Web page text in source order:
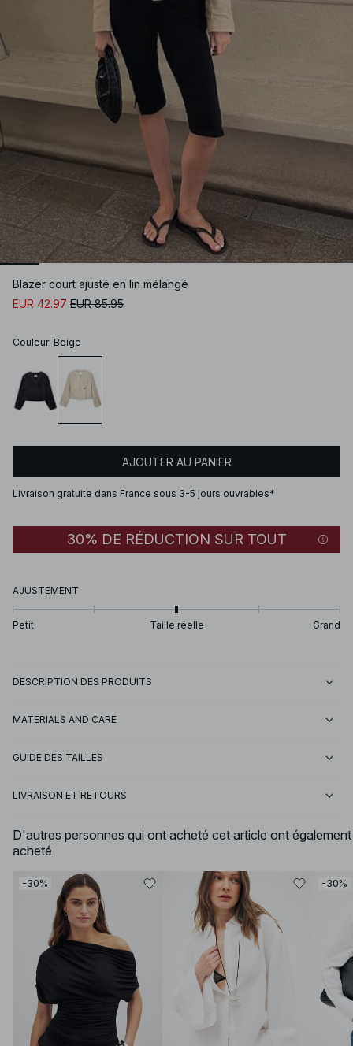
Blazer court ajusté en lin mélangé
EUR 42.97 EUR 85.95
Couleur: Beige
AJOUTER AU PANIER
Livraison gratuite dans France sous 3-5 jours ouvrables*
30% DE RÉDUCTION SUR TOUT
AJUSTEMENT
Petit Taille réelle Grand
DESCRIPTION DES PRODUITS
MATERIALS AND CARE
GUIDE DES TAILLES
LIVRAISON ET RETOURS
D'autres personnes qui ont acheté cet article ont également
acheté
-30% -30%